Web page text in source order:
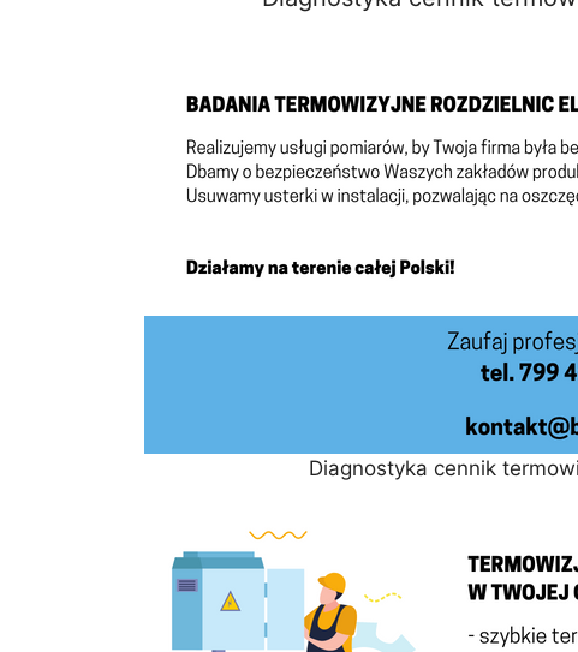
Diagnostyka cennik